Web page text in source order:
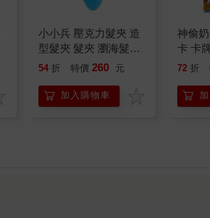
小小兵 壓克力髮夾 造
型髮夾 髮夾 瀏海髮夾
瀏海夾 minions 神偷奶
54 折 特價 260 元
加入購物車
神偷
卡 卡
小小
72 折